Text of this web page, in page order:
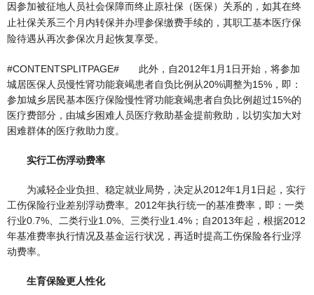
因参加被征地人员社会保障而终止原社保（医保）关系的，如其在终
止社保关系三个月内转保并办理参保缴费手续的，其职工基本医疗保
险待遇从再次参保次月起恢复享受。
#CONTENTSPLITPAGE# 此外，自2012年1月1日开始，将参加
城居医保人员慢性肾功能衰竭患者自负比例从20%调整为15%，即：
参加城乡居民基本医疗保险慢性肾功能衰竭患者自负比例超过15%的
医疗费部分，由城乡困难人员医疗救助基金提前救助，以切实加大对
困难群体的医疗救助力度。
实行工伤浮动费率
为减轻企业负担、稳定就业局势，决定从2012年1月1日起，实行
工伤保险行业差别浮动费率。2012年执行统一的基准费率，即：一类
行业0.7%、二类行业1.0%、三类行业1.4%；自2013年起，根据2012
年基准费率执行情况及基金运行状况，再适时提高工伤保险各行业浮
动费率。
生育保险更人性化